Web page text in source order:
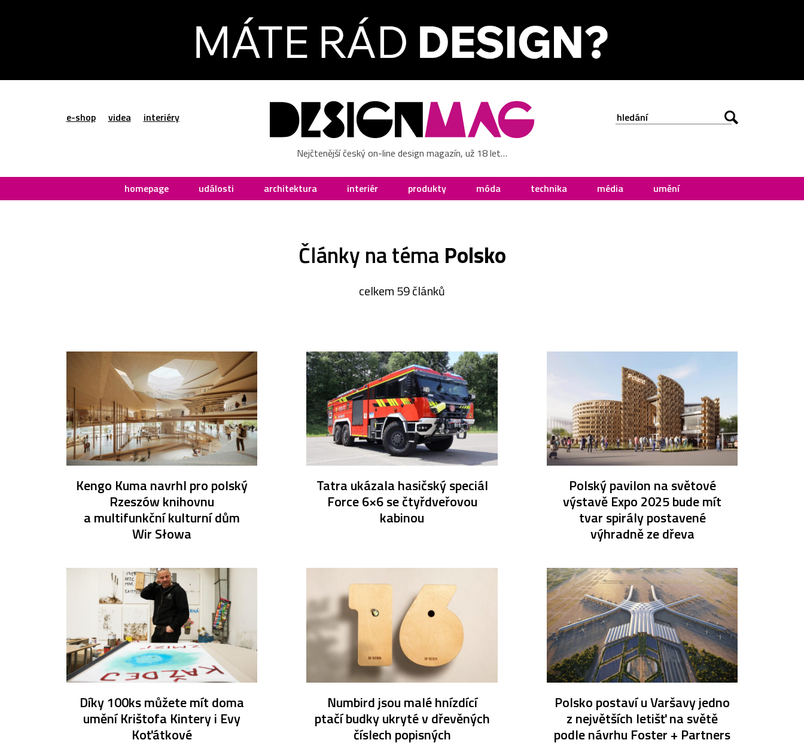
e-shop videa interiéry
Nejčtenější český on-line design magazín, už 18 let…
homepage události architektura interiér produkty móda technika média umění
Články na téma Polsko
celkem 59 článků
Kengo Kuma navrhl pro polský
Rzeszów knihovnu
a multifunkční kulturní dům
Wir Słowa
Tatra ukázala hasičský speciál
Force 6×6 se čtyřdveřovou
kabinou
Polský pavilon na světové
výstavě Expo 2025 bude mít
tvar spirály postavené
výhradně ze dřeva
Díky 100ks můžete mít doma
umění Krištofa Kintery i Evy
Koťátkové
Numbird jsou malé hnízdící
ptačí budky ukryté v dřevěných
číslech popisných
Polsko postaví u Varšavy jedno
z největších letišť na světě
podle návrhu Foster + Partners